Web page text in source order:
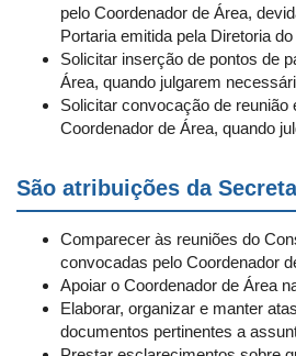
pelo Coordenador de Área,
Portaria emitida pela Diretoria
Solicitar inserção de pontos de
Área, quando julgarem
Solicitar convocação de reunião
Coordenador de Área, quando
São atribuições da
Comparecer às reuniões do
convocadas pelo Coordenador
Apoiar o Coordenador de Área
Elaborar, organizar e manter
documentos pertinentes a